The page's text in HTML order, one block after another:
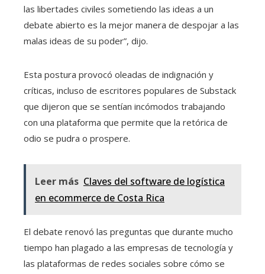
las libertades civiles sometiendo las ideas a un
debate abierto es la mejor manera de despojar a las
malas ideas de su poder”, dijo.
Esta postura provocó oleadas de indignación y
críticas, incluso de escritores populares de Substack
que dijeron que se sentían incómodos trabajando
con una plataforma que permite que la retórica de
odio se pudra o prospere.
Leer más Claves del software de logística
en ecommerce de Costa Rica
El debate renovó las preguntas que durante mucho
tiempo han plagado a las empresas de tecnología y
las plataformas de redes sociales sobre cómo se